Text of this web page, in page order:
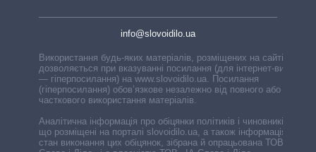
info@slovoidilo.ua
Використання будь-яких матеріалів, розміщених на сайті,
дозволяється при вказуванні посилання (для інтернет-видань
— гіперпосилання) на www.slovoidilo.ua. Посилання
(гіперпосилання) обов’язкове незалежно від повного або
часткового використання матеріалів.
Аналітична інформація про обіцянки політиків і чиновників,
що розміщені на порталі slovoidilo.ua, а також інформація про
стан виконання цих обіцянок, зібрана й опрацьована ТОВ «ІА